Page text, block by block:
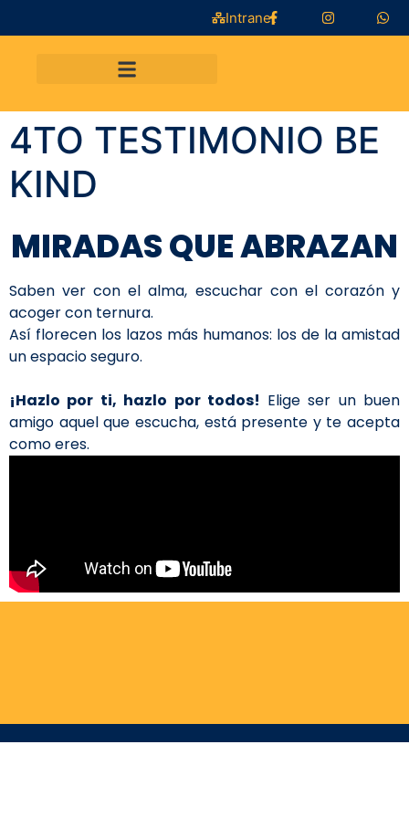
Intranet
4TO TESTIMONIO BE
KIND
MIRADAS QUE ABRAZAN
Saben ver con el alma, escuchar con el corazón y
acoger con ternura.
Así florecen los lazos más humanos: los de la amistad
un espacio seguro.
¡Hazlo por ti, hazlo por todos! Elige ser un buen
amigo aquel que escucha, está presente y te acepta
como eres.